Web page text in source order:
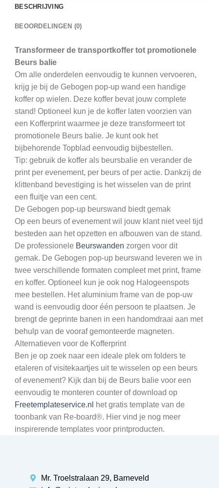
BESCHRIJVING
BEOORDELINGEN (0)
Transformeer de transportkoffer tot promotionele
Beurs balie
Om alle onderdelen eenvoudig te kunnen vervoeren,
krijg je bij de Gebogen pop-up wand een handige
koffer op wielen. Deze koffer bevat jouw complete
stand! Optioneel kun je de koffer laten voorzien van
een Kofferprint waarmee je deze transformeert tot
promotionele Beurs balie. Je kunt ook het
bijbehorende Topblad eenvoudig bijbestellen.
Tip: gebruik de koffer als beursbalie en verander de
print per evenement, per beurs of per actie. Dankzij de
klittenband bevestiging is het wisselen van de print
een fluitje van een cent.
De Gebogen pop-up beurswand biedt gemak
Op een beurs of evenement wil jouw klant niet veel tijd
besteden aan het opzetten en afbouwen van de stand.
De professionele Beurswanden zorgen voor dit
gemak. De Gebogen pop-up beurswand leveren we in
twee verschillende formaten compleet met print, frame
en koffer. Optioneel kun je ook nog Halogeenspots
mee bestellen. Het aluminium frame van de pop-uw
wand is eenvoudig door één persoon te plaatsen. Je
brengt de geprinte banen in een handomdraai aan met
behulp van de vooraf gemonteerde magneten.
Alternatieven voor de Kofferprint
Ben je op zoek naar een ideale plek om folders te
etaleren of visitekaartjes uit te wisselen op een beurs
of evenement? Kijk dan bij de Beurs balie voor een
eenvoudig te monteren counter of download op
Freetemplateservice.nl
het gratis template van de
toonbank van Re-board®. Hier vind je nog meer
inspirerende templates voor printproducten.
Mr. Troelstralaan 29, Barneveld